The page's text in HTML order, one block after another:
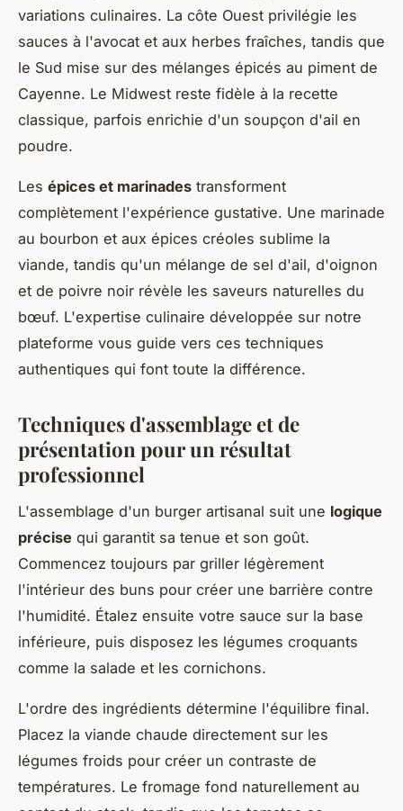
variations culinaires. La côte Ouest privilégie les
sauces à l'avocat et aux herbes fraîches, tandis que
le Sud mise sur des mélanges épicés au piment de
Cayenne. Le Midwest reste fidèle à la recette
classique, parfois enrichie d'un soupçon d'ail en
poudre.
Les épices et marinades transforment
complètement l'expérience gustative. Une marinade
au bourbon et aux épices créoles sublime la
viande, tandis qu'un mélange de sel d'ail, d'oignon
et de poivre noir révèle les saveurs naturelles du
bœuf. L'expertise culinaire développée sur notre
plateforme vous guide vers ces techniques
authentiques qui font toute la différence.
Techniques d'assemblage et de
présentation pour un résultat
professionnel
L'assemblage d'un burger artisanal suit une logique
précise qui garantit sa tenue et son goût.
Commencez toujours par griller légèrement
l'intérieur des buns pour créer une barrière contre
l'humidité. Étalez ensuite votre sauce sur la base
inférieure, puis disposez les légumes croquants
comme la salade et les cornichons.
L'ordre des ingrédients détermine l'équilibre final.
Placez la viande chaude directement sur les
légumes froids pour créer un contraste de
températures. Le fromage fond naturellement au